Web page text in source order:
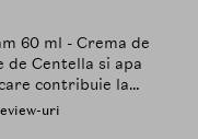
Centella si apa
contribuie la
pielii
si la metinerea
uri